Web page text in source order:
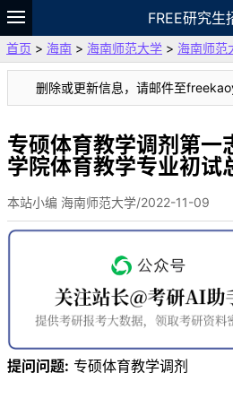
FREE研究生
题库
故事 专题 APP
VIP
资料
首页 > 海南 > 海南师范大学 > 海南师范
删除或更新信息，请邮件至
专硕体育教学调剂第一
学院体育教学专业初试
本站小编 海南师范大学/2022-11-09
提问问题: 专硕体育教学调剂